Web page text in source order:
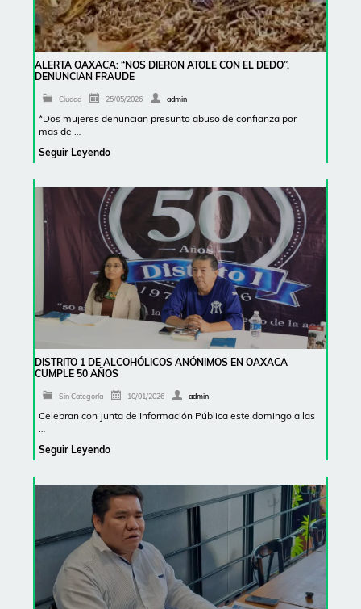
ALERTA OAXACA: “NOS DIERON ATOLE CON EL DEDO”,
DENUNCIAN FRAUDE
Ciudad 25/05/2026 admin
*Dos mujeres denuncian presunto abuso de confianza por
mas de …
Seguir Leyendo
DISTRITO 1 DE ALCOHÓLICOS ANÓNIMOS EN OAXACA
CUMPLE 50 AÑOS
Sin Categoría 10/01/2026 admin
Celebran con Junta de Información Pública este domingo a las
Seguir Leyendo